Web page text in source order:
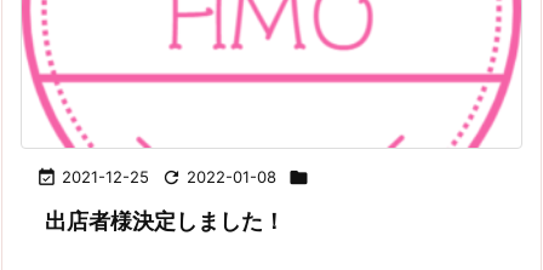
 2021-12-25  2022-01-08 
出店者様決定しました！